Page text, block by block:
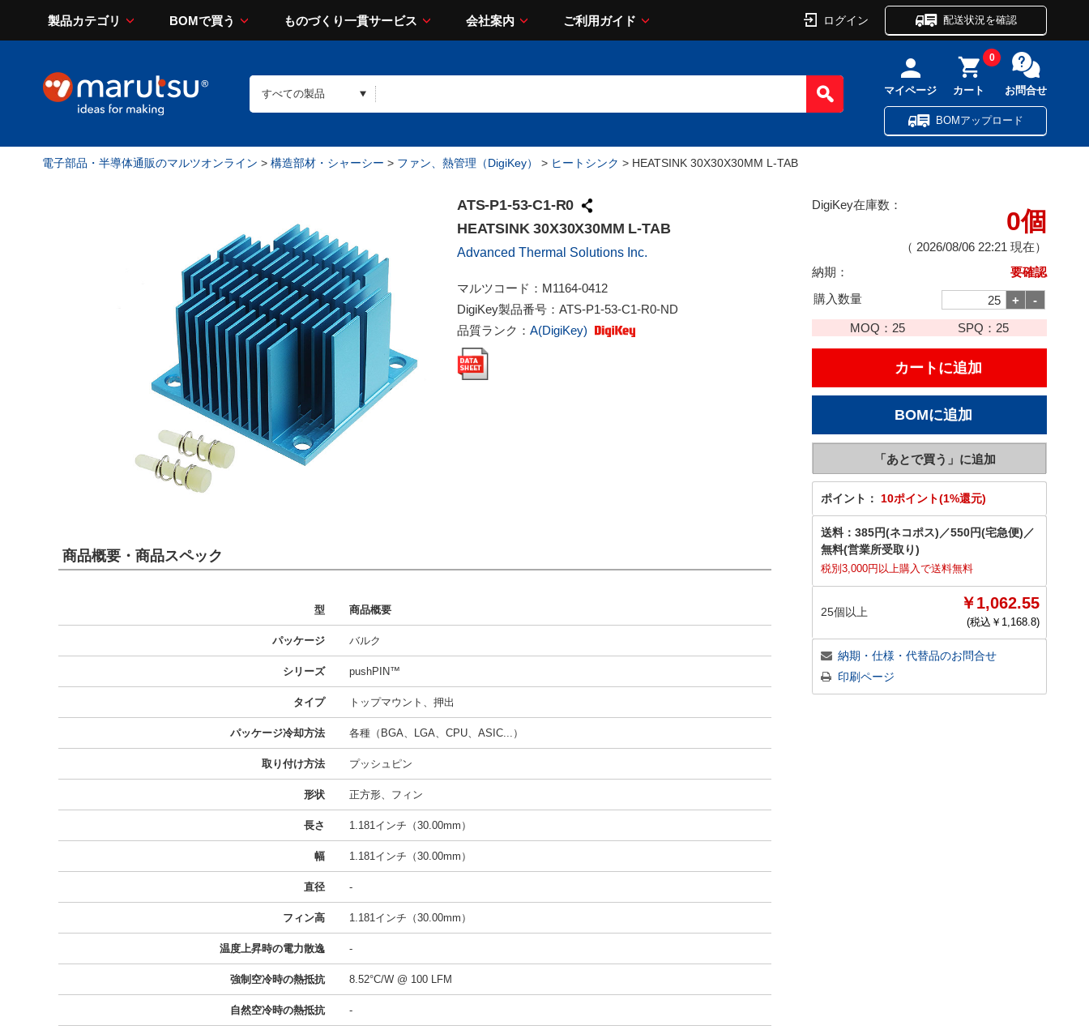
製品カテゴリ BOMで買う ものづくり一貫サービス 会社案内 ご利用ガイド ログイン 配送状況を確認
マイページ カート
0
お問合せ
BOMアップロード
電子部品・半導体通販のマルツオンライン > 構造部材・シャーシー > ファン、熱管理（DigiKey） > ヒートシンク > HEATSINK 30X30X30MM L-TAB
ATS-P1-53-C1-R0
HEATSINK 30X30X30MM L-TAB
Advanced Thermal Solutions Inc.
マルツコード： M1164-0412
DigiKey製品番号： ATS-P1-53-C1-R0-ND
品質ランク： A(DigiKey)
DigiKey在庫数：
0個
（ 2026/08/06 22:21 現在）
納期：
要確認
購入数量
MOQ： 25 SPQ： 25
ポイント： 10ポイント(1%還元)
送料： 385円(ネコポス) ／550円(宅急便) ／
無料(営業所受取り)
税別3,000円以上購入で送料無料
25個以上 ￥1,062.55
(税込￥ 1,168.8)
納期・仕様・代替品のお問合せ
印刷ページ
商品概要・商品スペック
型 商品概要
パッケージ バルク
シリーズ pushPIN™
タイプ トップマウント、押出
パッケージ冷却方法 各種（BGA、LGA、CPU、ASIC...）
取り付け方法 プッシュピン
形状 正方形、フィン
長さ 1.181インチ（30.00mm）
幅 1.181インチ（30.00mm）
直径 -
フィン高 1.181インチ（30.00mm）
温度上昇時の電力散逸 -
強制空冷時の熱抵抗 8.52°C/W @ 100 LFM
自然空冷時の熱抵抗 -